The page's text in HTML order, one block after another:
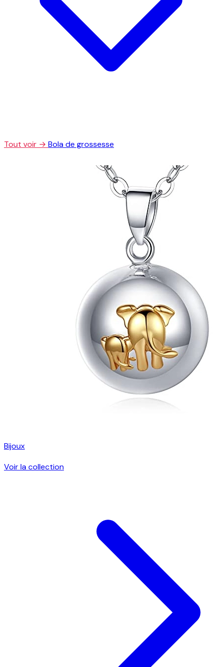
Tout voir → Bola de grossesse
Bijoux
Voir la collection